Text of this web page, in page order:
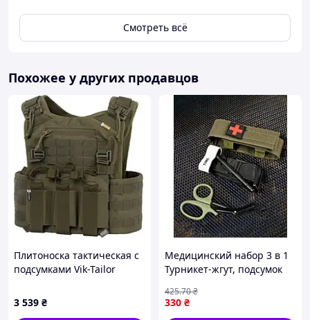
Смотреть всё
Похожее у других продавцов
Плитоноска тактическая с
подсумками Vik-Tailor
3 539 ₴
Медицинский набор 3 в 1
Турникет-жгут, подсумок
тактические медицинские
ножницы EMT олива
330 ₴
425.70₴